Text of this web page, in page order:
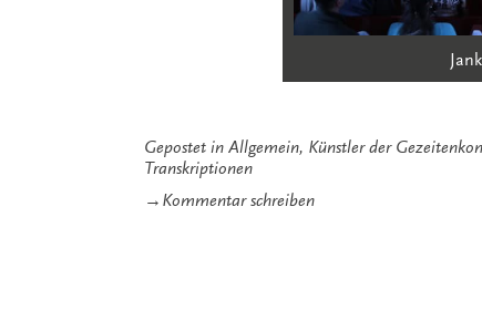
Gepostet in Allgemein, Künstler der
Transkriptionen
→ Kommentar schreibenzu